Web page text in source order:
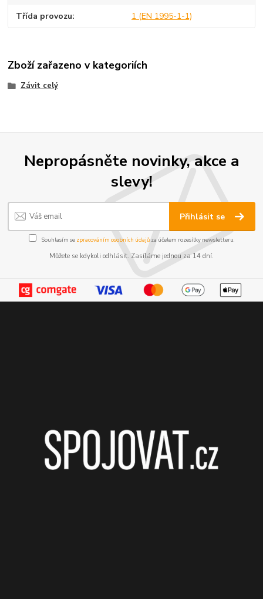
Třída provozu 1 (EN 1995-1-1)
Zboží zařazeno v kategoriích
Závit celý
Nepropásněte novinky, akce a
slevy!
Přihlásit se
Souhlasím se zpracováním osobních údajůza účelem rozesílky newsletteru.
Můžete se kdykoli odhlásit. Zasíláme jednou za 14 dní.